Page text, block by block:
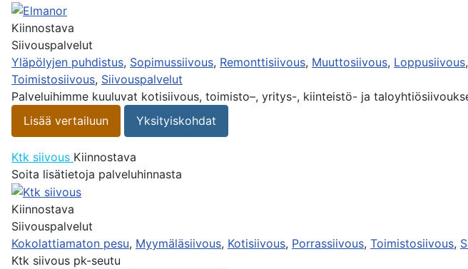
Kiinnostava
Siivouspalvelut
Yläpölyjen puhdistus, Sopimussiivous, Remonttisiivous, Muuttosiivous, Loppusiivous,
Toimistosiivous, Siivouspalvelut
Palveluihimme kuuluvat kotisiivous, toimisto–, yritys-, kiinteistö- ja
Lisää vertailuun
Yksityiskohdat
Ktk siivous Kiinnostava
Soita lisätietoja palveluhinnasta
Kiinnostava
Siivouspalvelut
Kokolattiamaton pesu, Myymäläsiivous, Kotisiivous, Porrassiivous, Toimistosiivous,
Ktk siivous pk-seutu